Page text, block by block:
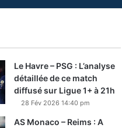
Le Havre – PSG : L’analyse
détaillée de ce match
diffusé sur Ligue 1+ à 21h
28 Fév 2026 14:40 pm
AS Monaco – Reims : A